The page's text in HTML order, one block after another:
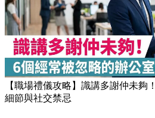
【JUPAS放榜】逾1.5萬考生獲八大